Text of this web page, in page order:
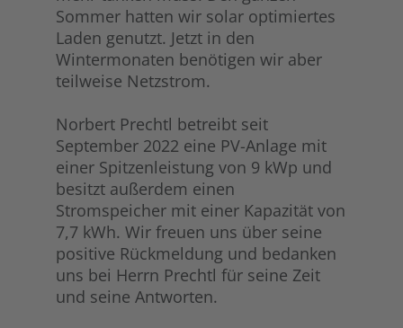
Sommer hatten wir solar optimiertes
Laden genutzt. Jetzt in den
Wintermonaten benötigen wir aber
teilweise Netzstrom.
Norbert Prechtl betreibt seit
September 2022 eine PV-Anlage mit
einer Spitzenleistung von 9 kWp und
besitzt außerdem einen
Stromspeicher mit einer Kapazität von
7,7 kWh. Wir freuen uns über seine
positive Rückmeldung und bedanken
uns bei Herrn Prechtl für seine Zeit
und seine Antworten.